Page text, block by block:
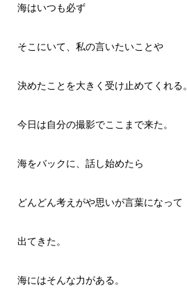
海はいつも必ず
そこにいて、私の言いたいことや
決めたことを大きく受け止めてくれる。
今日は自分の撮影でここまで来た。
海をバックに、話し始めたら
どんどん考えがや思いが言葉になって
出てきた。
海にはそんな力がある。